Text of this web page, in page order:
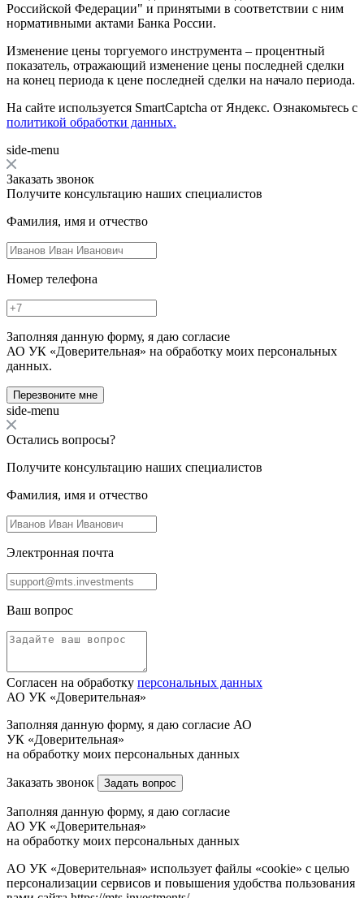
Российской Федерации" и принятыми в соответствии с ним
нормативными актами Банка России.
Изменение цены торгуемого инструмента – процентный
показатель, отражающий изменение цены последней сделки
на конец периода к цене последней сделки на начало периода.
На сайте используется SmartCaptcha от Яндекс. Ознакомьтесь с
политикой обработки данных.
side-menu
Заказать звонок
Получите консультацию наших специалистов
Фамилия, имя и отчество
Номер телефона
Заполняя данную форму, я даю согласие
АО УК «Доверительная» на обработку моих персональных
данных.
Перезвоните мне
side-menu
Остались вопросы?
Получите консультацию наших специалистов
Фамилия, имя и отчество
Электронная почта
Ваш вопрос
Согласен на обработку персональных данных
АО УК «Доверительная»
Заполняя данную форму, я даю согласие АО
УК «Доверительная»
на обработку моих персональных данных
Заказать звонок Задать вопрос
Заполняя данную форму, я даю согласие
АО УК «Доверительная»
на обработку моих персональных данных
AO УК «Доверительная» использует файлы «cookie» с целью
персонализации сервисов и повышения удобства пользования